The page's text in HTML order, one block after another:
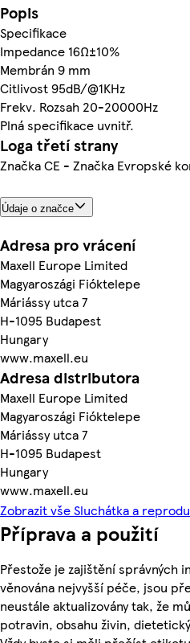
Popis
Specifikace
Impedance 16Ω±10%
Membrán 9 mm
Citlivost 95dB/@1KHz
Frekv. Rozsah 20-20000Hz
Plná specifikace uvnitř.
Loga třetí strany
Značka CE - Značka Evropské
Údaje o značce
Adresa pro vrácení
Maxell Europe Limited
Magyaroszági Fióktelepe
Máriássy utca 7
H-1095 Budapest
Hungary
www.maxell.eu
Adresa distributora
Maxell Europe Limited
Magyaroszági Fióktelepe
Máriássy utca 7
H-1095 Budapest
Hungary
www.maxell.eu
Zobrazit vše Sluchátka a
Příprava a použití
Přestože je zajištění správných
věnována nejvyšší péče, jsou
neustále aktualizovány tak, že
potravin, obsahu živin,